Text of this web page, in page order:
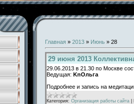
Главная » 2013 » Июнь » 28
29 июня 2013
29.06.2013 в 21.30 по Москве
Ведущая: KnОльга
Подробнее и запись на
Категория: Организация работы сайта